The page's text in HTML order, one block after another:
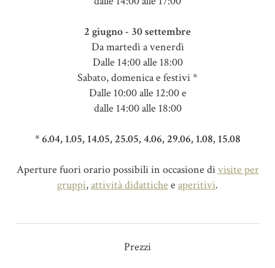
2 giugno - 30 settembre
Da martedì a venerdì
Dalle 14:00 alle 18:00
Sabato, domenica e festivi *
Dalle 10:00 alle 12:00 e
dalle 14:00 alle 18:00
* 6.04, 1.05, 14.05, 25.05, 4.06, 29.06, 1.08, 15.08
Aperture fuori orario possibili in occasione divisite per
gruppi,attività didattiche e aperitivi.
Prezzi